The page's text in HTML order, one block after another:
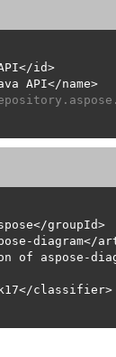
of aspose-